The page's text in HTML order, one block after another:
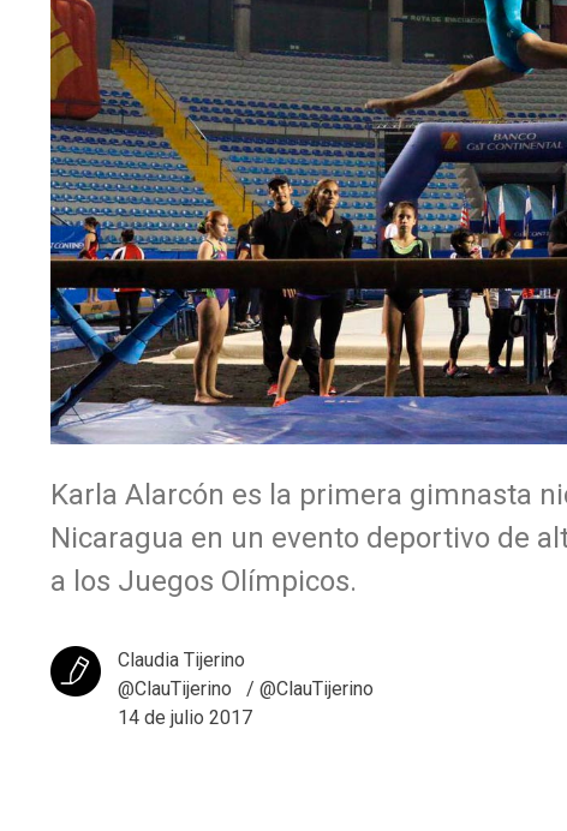
Karla Alarcón es la primera gimnasta
Nicaragua en un evento deportivo de
a los Juegos Olímpicos.
Claudia Tijerino
@ClauTijerino
/ @ClauTijerino
14 de julio 2017